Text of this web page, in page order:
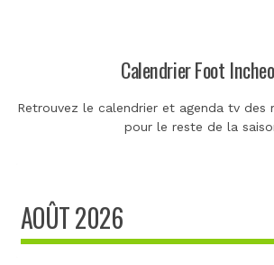
Calendrier Foot
Retrouvez le calendrier et agenda tv des
pour le reste de la
AOÛT 2026